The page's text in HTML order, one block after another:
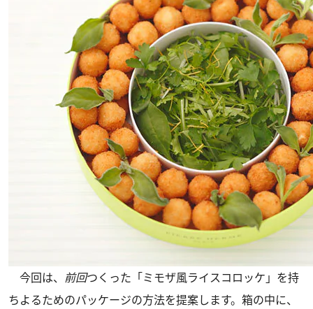
今回は、 前回つくった「ミモザ風ライスコロッケ」を持
ちよるためのパッケージの方法を提案します。箱の中に、